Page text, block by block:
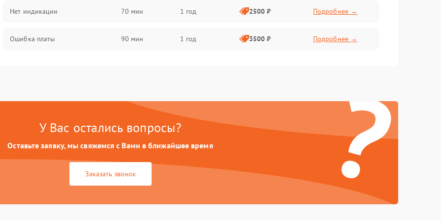
Нет индикации 70 мин 1 год 2500 ₽ Подробнее →
Ошибка платы 90 мин 1 год 3500 ₽ Подробнее →
?
У Вас остались вопросы?
Оставьте заявку, мы свяжемся с Вами в ближайшее время
Заказать звонок